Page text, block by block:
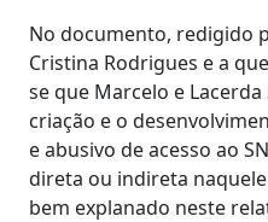
No documento, redigido
Cristina Rodrigues e a
se que Marcelo e
criação e o
e abusivo de acesso ao
direta ou indireta
bem explanado neste